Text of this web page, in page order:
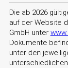
Die ab 2026
auf der Website
GmbH unter
Dokumente
unter den